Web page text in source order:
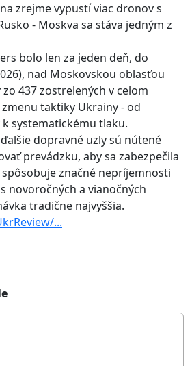
zrejme vypustí viac dronov s
- Moskva sa stáva jedným z
bolo len za jeden deň, do
nad Moskovskou oblasťou
437 zostrelených v celom
zmenu taktiky Ukrainy - od
systematickému tlaku.
dopravné uzly sú nútené
prevádzku, aby sa zabezpečila
značné nepríjemnosti
novoročných a vianočných
tradične najvyššia.
...